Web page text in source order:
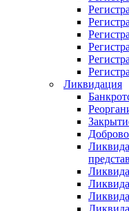
Ликвидация